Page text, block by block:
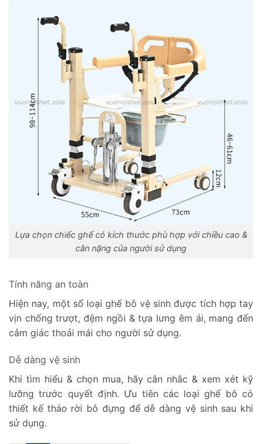
Lựa chọn chiếc ghế có kích thước phù hợp với chiều cao &
cân nặng của người sử dụng
Tính năng an toàn
Hiện nay, một số loại ghế bô vệ sinh được tích hợp tay
vịn chống trượt, đệm ngồi & tựa lưng êm ái, mang đến
cảm giác thoải mái cho người sử dụng.
Dễ dàng vệ sinh
Khi tìm hiểu & chọn mua, hãy cân nhắc & xem xét kỹ
lưỡng trước quyết định. Ưu tiên các loại ghế bô có
thiết kế tháo rời bô đựng để dễ dàng vệ sinh sau khi
sử dụng.